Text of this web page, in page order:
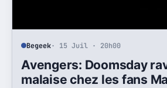
Begeek· 15 Juil · 20h00
Avengers: Doomsday
malaise chez les fans